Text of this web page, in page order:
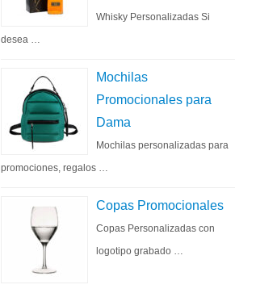
Whisky Personalizadas Si
desea …
Mochilas
Promocionales para
Dama
Mochilas personalizadas para
promociones, regalos …
Copas Promocionales
Copas Personalizadas con
logotipo grabado …